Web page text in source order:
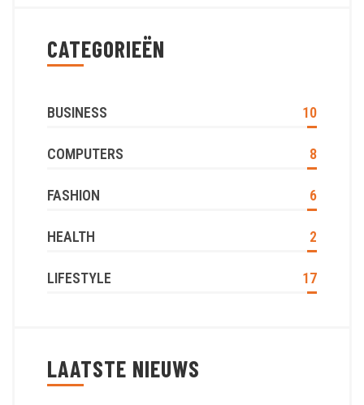
CATEGORIEËN
BUSINESS 10
COMPUTERS 8
FASHION 6
HEALTH 2
LIFESTYLE 17
LAATSTE NIEUWS